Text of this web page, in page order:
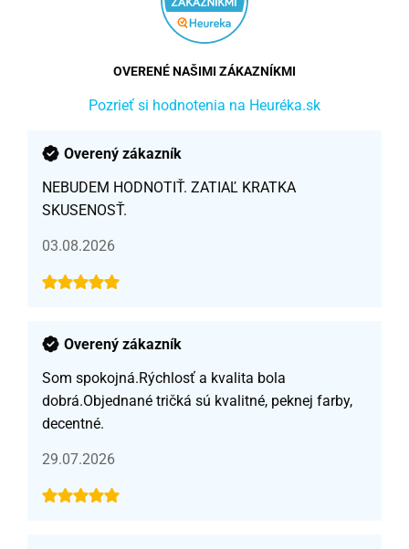
OVERENÉ NAŠIMI ZÁKAZNÍKMI
Pozrieť si hodnotenia na Heuréka.sk
Overený zákazník
NEBUDEM HODNOTIŤ. ZATIAĽ KRATKA
SKUSENOSŤ.
03.08.2026
Overený zákazník
Som spokojná.Rýchlosť a kvalita bola
dobrá.Objednané tričká sú kvalitné, peknej farby,
decentné.
29.07.2026